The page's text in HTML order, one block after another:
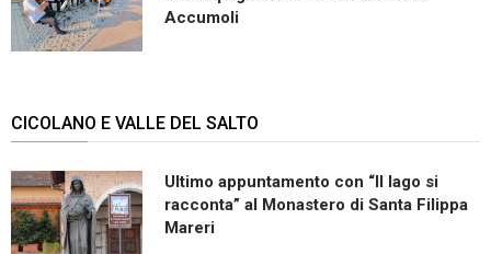
Accumoli
CICOLANO E VALLE DEL SALTO
Ultimo appuntamento con “Il lago si
racconta” al Monastero di Santa Filippa
Mareri